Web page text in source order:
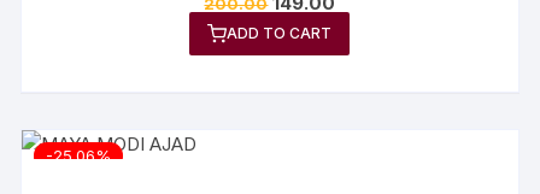
Rated
out of 5
ADD TO CART
-25.06%